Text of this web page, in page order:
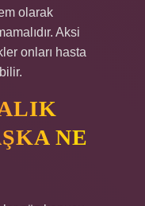
olarak
Aksi
onları hasta
NE